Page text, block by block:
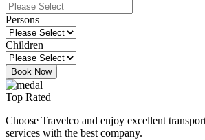
Persons
Children
Book Now
Top Rated
Choose Travelco and enjoy excellent
services with the best company.